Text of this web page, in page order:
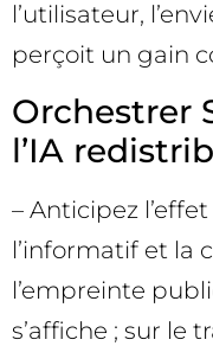
l’utilisateur,
perçoit un gain
Orchestrer
l’IA
– Anticipez
l’informatif et la
l’empreinte
s’affiche ; sur le